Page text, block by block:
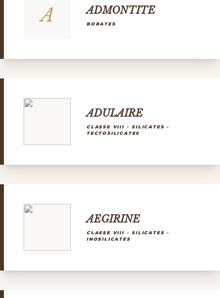
A ADMONTITE
BORATES
ADULAIRE
CLASSE VIII - SILICATES -
TECTOSILICATES
AEGIRINE
CLASSE VIII - SILICATES -
INOSILICATES